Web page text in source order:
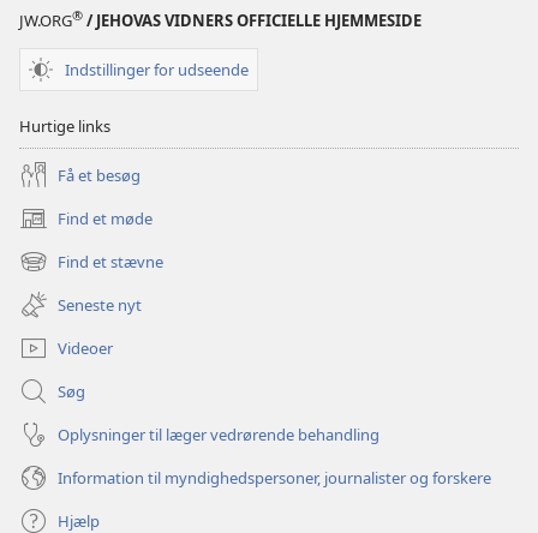
JW.ORG® / JEHOVAS VIDNERS OFFICIELLE HJEMMESIDE
Indstillinger for udseende
Hurtige links
Få et besøg
Find et møde
(åbner
nyt
vindue)
Find et stævne
(åbner
nyt
vindue)
Seneste nyt
Videoer
Søg
Oplysninger til læger vedrørende behandling
Information til myndighedspersoner, journalister og forskere
Hjælp